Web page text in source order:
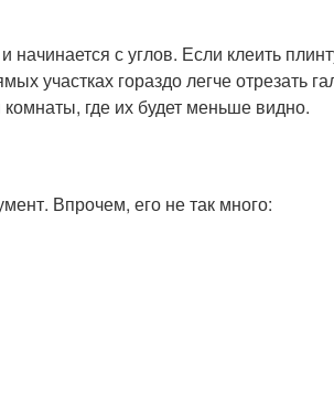
с углов. Если клеить
участках гораздо легче отрезать
где их будет меньше видно.
Впрочем, его не так много: